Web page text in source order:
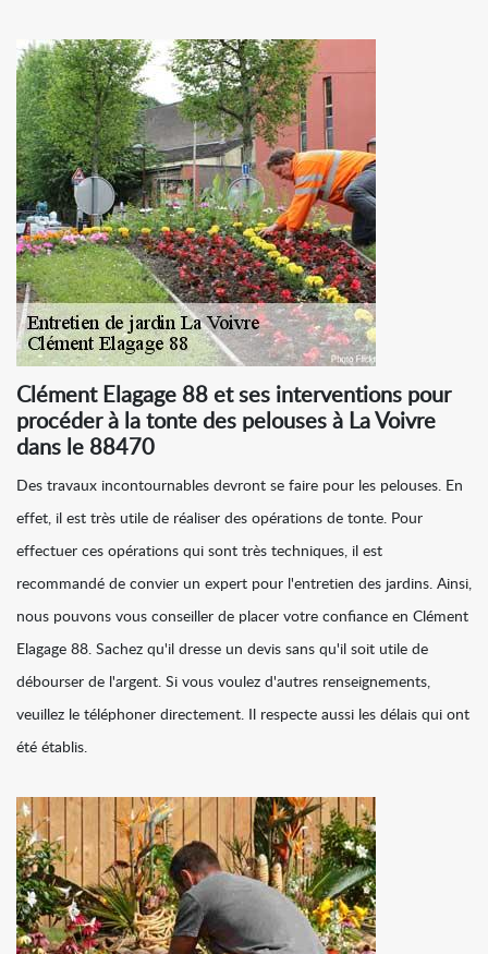
Clément Elagage 88 et ses interventions pour
procéder à la tonte des pelouses à La Voivre
dans le 88470
Des travaux incontournables devront se faire pour les pelouses. En
effet, il est très utile de réaliser des opérations de tonte. Pour
effectuer ces opérations qui sont très techniques, il est
recommandé de convier un expert pour l'entretien des jardins. Ainsi,
nous pouvons vous conseiller de placer votre confiance en Clément
Elagage 88. Sachez qu'il dresse un devis sans qu'il soit utile de
débourser de l'argent. Si vous voulez d'autres renseignements,
veuillez le téléphoner directement. Il respecte aussi les délais qui ont
été établis.